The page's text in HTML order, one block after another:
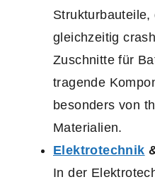
Strukturbauteile,
gleichzeitig
Zuschnitte für
tragende
besonders von
Materialien.
Elektrotechnik
In der